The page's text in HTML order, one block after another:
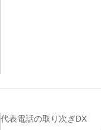
代表電話の取り次ぎDX